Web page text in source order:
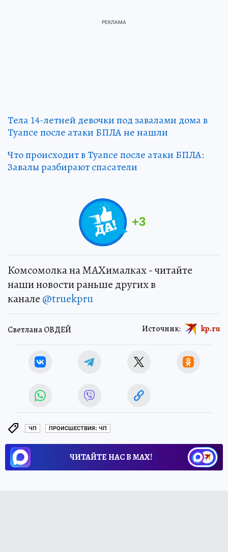
Тела 14-летней девочки под завалами дома в
Туапсе после атаки БПЛА не нашли
Что происходит в Туапсе после атаки БПЛА:
Завалы разбирают спасатели
+3
Комсомолка на MAXималках - читайте
наши новости раньше других в
канале @truekpru
Светлана ОВДЕЙ Источник: kp.ru
ЧП ПРОИСШЕСТВИЯ: ЧП
ЧИТАЙТЕ НАС В МАХ!